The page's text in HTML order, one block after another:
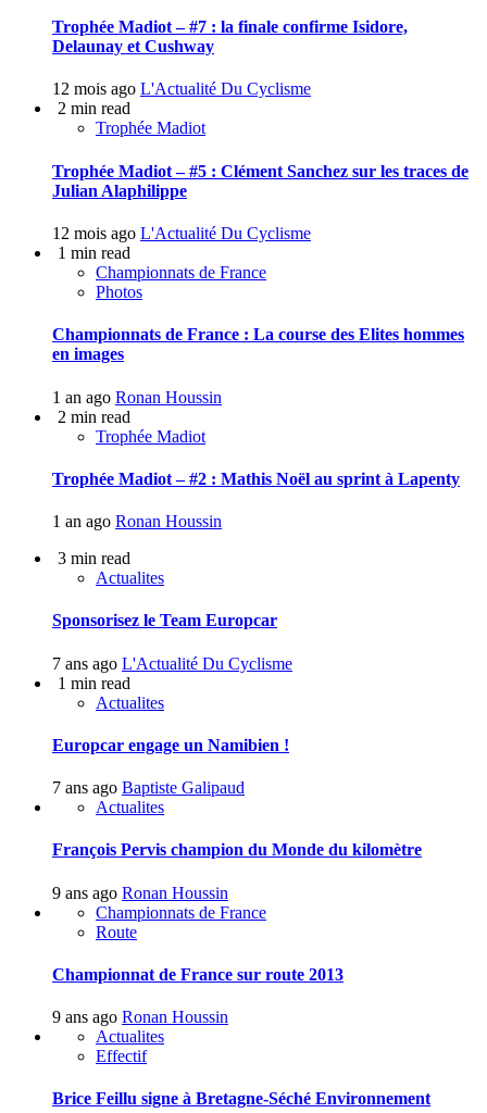
Trophée Madiot – #7 : la finale confirme Isidore,
Delaunay et Cushway
12 mois ago L'Actualité Du Cyclisme
2 min read
Trophée Madiot
Trophée Madiot – #5 : Clément Sanchez sur les traces de
Julian Alaphilippe
12 mois ago L'Actualité Du Cyclisme
1 min read
Championnats de France
Photos
Championnats de France : La course des Elites hommes
en images
1 an ago Ronan Houssin
2 min read
Trophée Madiot
Trophée Madiot – #2 : Mathis Noël au sprint à Lapenty
1 an ago Ronan Houssin
3 min read
Actualites
Sponsorisez le Team Europcar
7 ans ago L'Actualité Du Cyclisme
1 min read
Actualites
Europcar engage un Namibien !
7 ans ago Baptiste Galipaud
Actualites
François Pervis champion du Monde du kilomètre
9 ans ago Ronan Houssin
Championnats de France
Route
Championnat de France sur route 2013
9 ans ago Ronan Houssin
Actualites
Effectif
Brice Feillu signe à Bretagne-Séché Environnement